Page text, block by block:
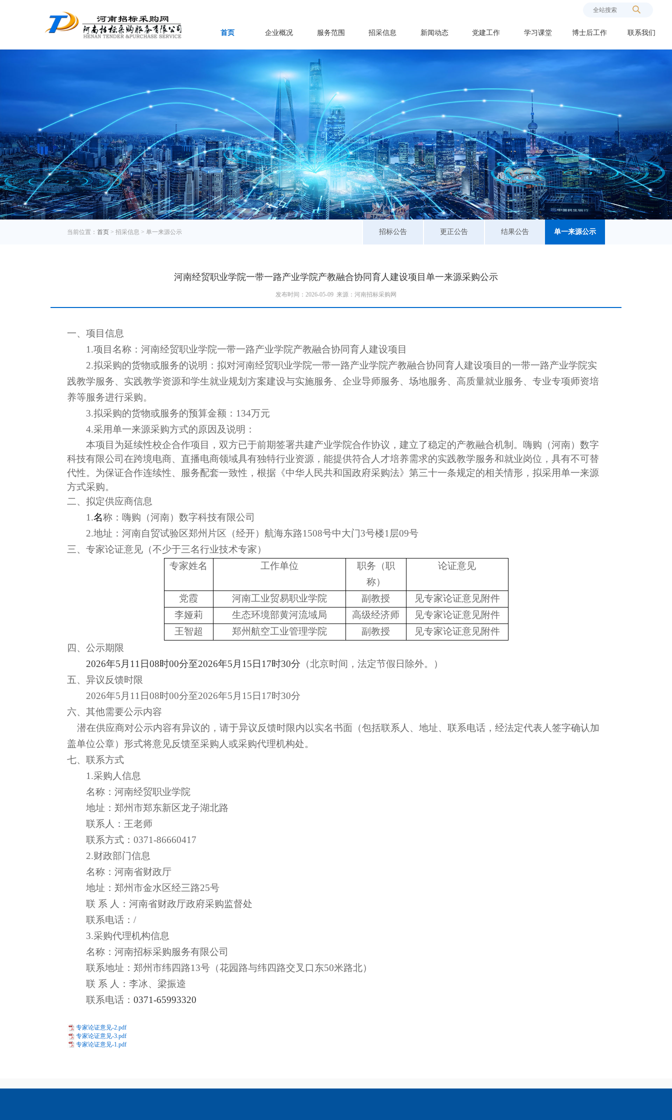
首页 企业概况 服务范围 招采信息 新闻动态 党建工作 学习课堂 博士后工作 联系我们
当前位置：首页 > 招采信息 >单一来源公示 单一来源公示
结果公告
更正公告
招标公告
河南经贸职业学院一带一路产业学院产教融合协同育人建设项目单一来源采购公示
发布时间：2026-05-09 来源：河南招标采购网
一、项目信息
1.项目名称： 河南经贸职业学院一带一路产业学院产教融合协同育人建设项目
2.拟采购的货物或服务的说明：拟对河南经贸职业学院一带一路产业学院产教融合协同育人建设项目的一带一路产业学院实
践教学服务、 实践教学资源和学生就业规划方案建设与实施服务、企业导师服务、场地服务、 高质量就业服务、专业专项师资培
养等服务进行采购。
3.拟采购的货物或服务的预算金额： 134万元
4.采用单一来源采购方式的原因及说明：
本项目为延续性校企合作项目，双方已于前期签署共建产业学院合作协议，建立了稳定的产教融合机制。 嗨购（河南）数字
科技有限公司在跨境电商、直播电商领域具有独特行业资源，能提供符合人才培养需求的实践教学服务和就业岗位，具有不可替
代性。为保证合作连续性、服务配套一致性，根据 《中华人民共和国政府采购法》 第三十一条规定的相关情形，拟采用单一来源
方式采购。
二、拟定供应商信息
1.名称： 嗨购（河南）数字科技有限公司
2.地址： 河南自贸试验区郑州片区（经开）航海东路1508号中大门3号楼1层09号
三、专家论证意见（不少于三名行业技术专家）
专家姓名
工作单位
职务（职
称）
论证意见
党霞 河南工业贸易职业学院 副教授
见专家论证意见附件
李娅莉
生态环境部黄河流域局 高级经济师
见专家论证意见附件
王智超
郑州航空工业管理学院 副教授
见专家论证意见附件
四、公示期限
2026年5 月 11 日08时00分至2026年5月 15 日17时30分 （北京时间，法定节假日除外。）
五、异议反馈时限
2026年5 月 11 日08时00分至2026年5月 15 日17时30分
六、其他需要公示内容
潜在供应商对公示内容有异议的，请于异议反馈时限内以实名书面（包括联系人、地址、联系电话，经法定代表人签字确认加
盖单位公章）形式将意见反馈至采购人或采购代理机构处。
七、联系方式
1.采购人信息
名称：河南经贸职业学院
地址：郑州市郑东新区龙子湖北路
联系人：王老师
联系方式：0371-86660417
2.财政部门信息
名称：河南省财政厅
地址：郑州市金水区经三路25号
联 系 人：河南省财政厅政府采购监督处
联系电话：/
3.采购代理机构信息
名称：河南招标采购服务有限公司
联系地址：郑州市纬四路13号（花园路与纬四路交叉口东50米路北）
联 系 人：李冰、梁振逵
联系电话：0371-65993320
专家论证意见-2.pdf
专家论证意见-3.pdf
专家论证意见-1.pdf